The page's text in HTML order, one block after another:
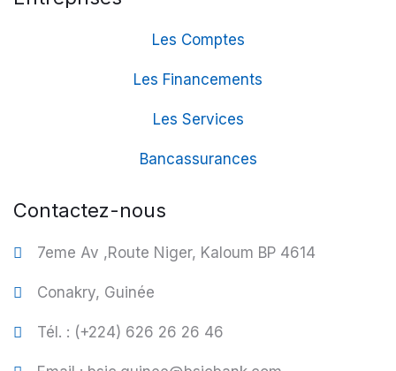
Les Comptes
Les Financements
Les Services
Bancassurances
Contactez-nous
7eme Av ,Route Niger, Kaloum BP 4614
Conakry, Guinée
Tél. : (+224) 626 26 26 46